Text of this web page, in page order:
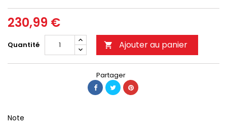
230,99 €
Quantité  Ajouter au panier
Partager
Note